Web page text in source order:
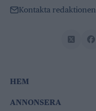
Kontakta redaktionen
HEM
ANNONSERA